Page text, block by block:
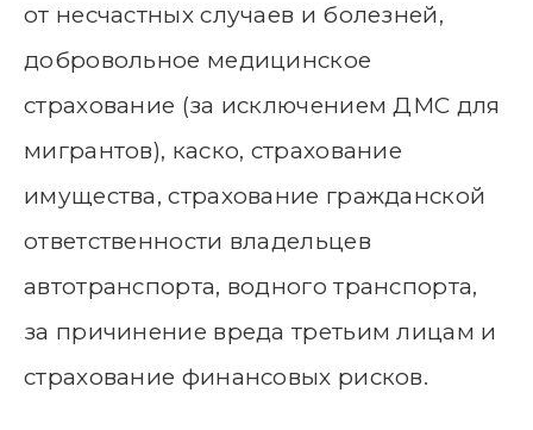
от несчастных случаев и болезней,
добровольное медицинское
страхование (за исключением ДМС для
мигрантов), каско, страхование
имущества, страхование гражданской
ответственности владельцев
автотранспорта, водного транспорта,
за причинение вреда третьим лицам и
страхование финансовых рисков.